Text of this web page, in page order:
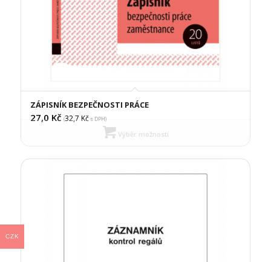
ZÁPISNÍK BEZPEČNOSTI PRÁCE
27,0 Kč (32,7 Kčs DPH)
Výběr možností
CZK